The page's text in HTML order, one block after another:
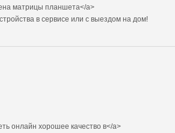
матрицы планшета</a>
в сервисе или с выездом на дом!
онлайн хорошее качество в</a>